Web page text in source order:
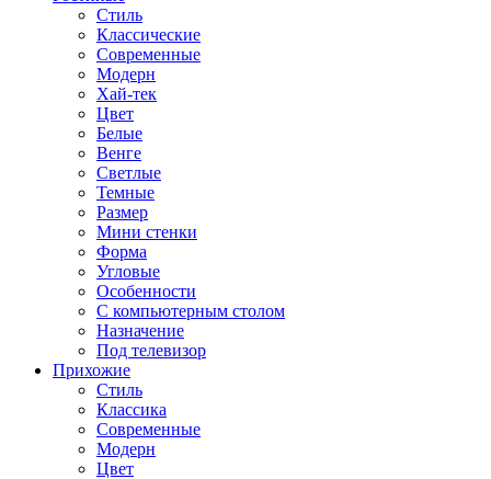
Стиль
Классические
Современные
Модерн
Хай-тек
Цвет
Белые
Венге
Светлые
Темные
Размер
Мини стенки
Форма
Угловые
Особенности
С компьютерным столом
Назначение
Под телевизор
Прихожие
Стиль
Классика
Современные
Модерн
Цвет